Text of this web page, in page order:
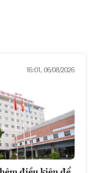
16:01, 06/08/2026